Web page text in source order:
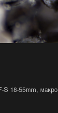
— 1»
S 18-55mm, макро